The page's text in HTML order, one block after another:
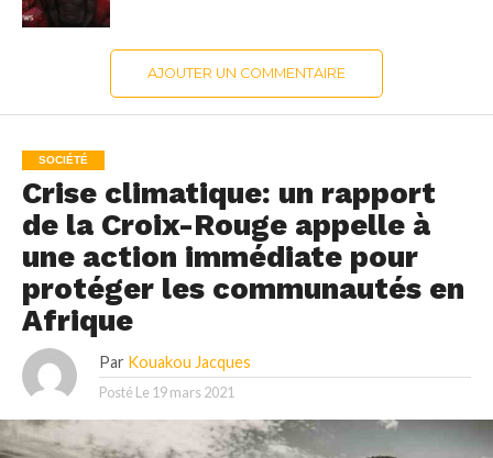
AJOUTER UN COMMENTAIRE
SOCIÉTÉ
Crise climatique: un rapport
de la Croix-Rouge appelle à
une action immédiate pour
protéger les communautés en
Afrique
Par Kouakou Jacques
Posté Le 19 mars 2021